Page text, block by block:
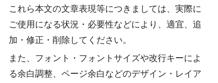
これら本文の文章表現等につきましては、実際に
ご使用になる状況・必要性などにより、適宜、追
加・修正・削除してください。
また、フォント・フォントサイズや改行キーによ
る余白調整、ページ余白などのデザイン・レイア